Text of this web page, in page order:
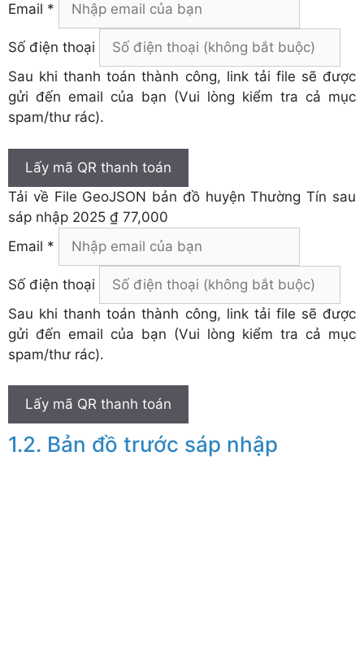
Email *
Số điện thoại
Sau khi thanh toán thành công, link tải file sẽ được
gửi đến email của bạn (Vui lòng kiểm tra cả mục
spam/thư rác).
Lấy mã QR thanh toán
Tải về File GeoJSON bản đồ huyện Thường Tín sau
sáp nhập 2025 ₫ 77,000
Email *
Số điện thoại
Sau khi thanh toán thành công, link tải file sẽ được
gửi đến email của bạn (Vui lòng kiểm tra cả mục
spam/thư rác).
Lấy mã QR thanh toán
Bản đồ trước sáp nhập